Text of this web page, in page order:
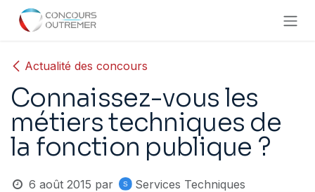
Se rendre au contenu
Actualité des concours
Connaissez-vous les
métiers techniques de
la fonction publique ?
6 août 2015 par Services Techniques